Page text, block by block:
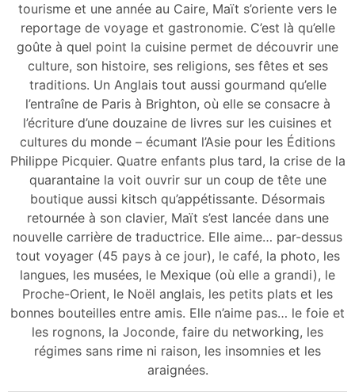
tourisme et une année au Caire, Maït s’oriente vers le
reportage de voyage et gastronomie. C’est là qu’elle
goûte à quel point la cuisine permet de découvrir une
culture, son histoire, ses religions, ses fêtes et ses
traditions. Un Anglais tout aussi gourmand qu’elle
l’entraîne de Paris à Brighton, où elle se consacre à
l’écriture d’une douzaine de livres sur les cuisines et
cultures du monde – écumant l’Asie pour les Éditions
Philippe Picquier. Quatre enfants plus tard, la crise de la
quarantaine la voit ouvrir sur un coup de tête une
boutique aussi kitsch qu’appétissante. Désormais
retournée à son clavier, Maït s’est lancée dans une
nouvelle carrière de traductrice. Elle aime… par-dessus
tout voyager (45 pays à ce jour), le café, la photo, les
langues, les musées, le Mexique (où elle a grandi), le
Proche-Orient, le Noël anglais, les petits plats et les
bonnes bouteilles entre amis. Elle n’aime pas… le foie et
les rognons, la Joconde, faire du networking, les
régimes sans rime ni raison, les insomnies et les
araignées.